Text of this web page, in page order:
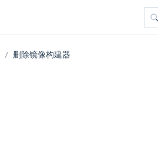
删除镜像构建器